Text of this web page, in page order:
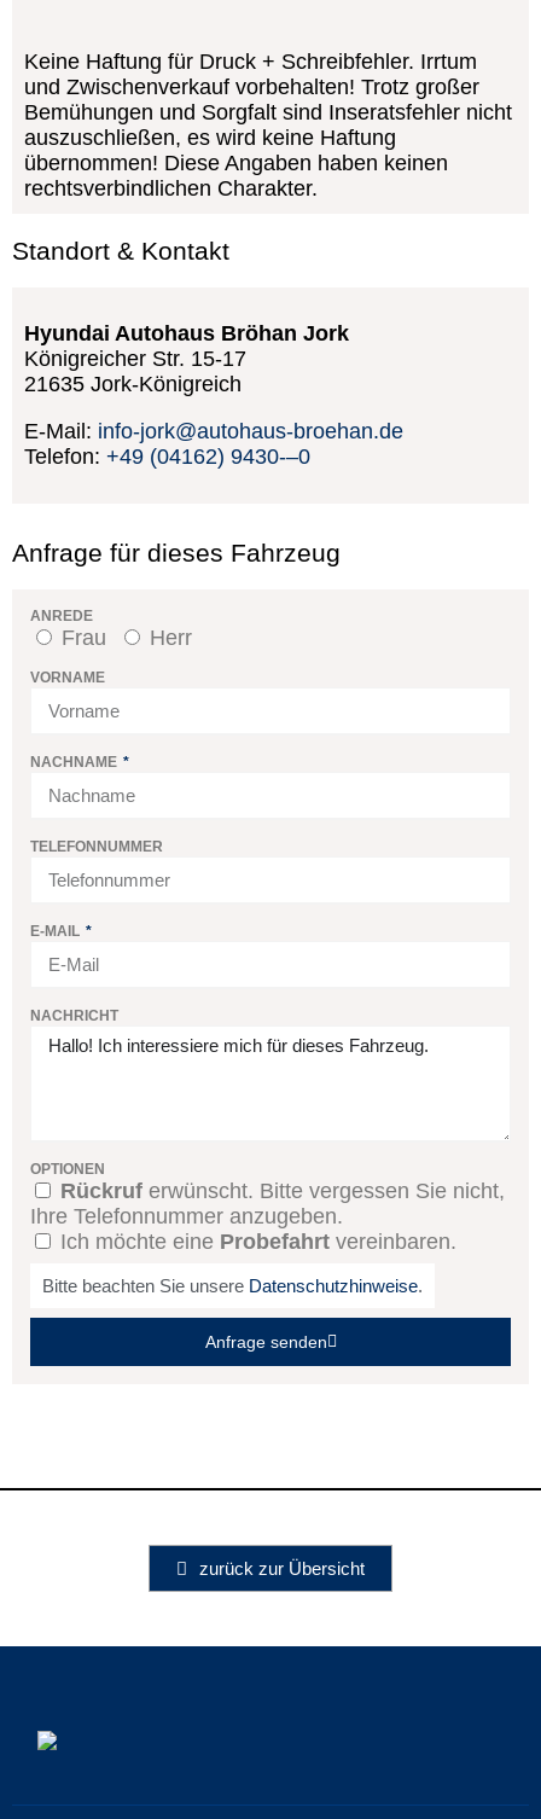
Standort & Kontakt
Hyundai Autohaus Bröhan Jork
Königreicher Str. 15-17
21635 Jork-Königreich
E-Mail: info-jork@autohaus-broehan.de
Telefon: +49 (04162) 9430-–0
Anfrage für dieses Fahrzeug
ANREDE
Frau Herr
VORNAME
NACHNAME
TELEFONNUMMER
E-MAIL
NACHRICHT
OPTIONEN
Rückruf erwünscht. Bitte vergessen Sie nicht,
Ihre Telefonnummer anzugeben.
Ich möchte eine Probefahrt vereinbaren.
Bitte beachten Sie unsere Datenschutzhinweise.
Anfrage senden
Keine Haftung für Druck + Schreibfehler. Irrtum
und Zwischenverkauf vorbehalten! Trotz großer
Bemühungen und Sorgfalt sind Inseratsfehler nicht
auszuschließen, es wird keine Haftung
übernommen! Diese Angaben haben keinen
rechtsverbindlichen Charakter.
zurück zur Übersicht